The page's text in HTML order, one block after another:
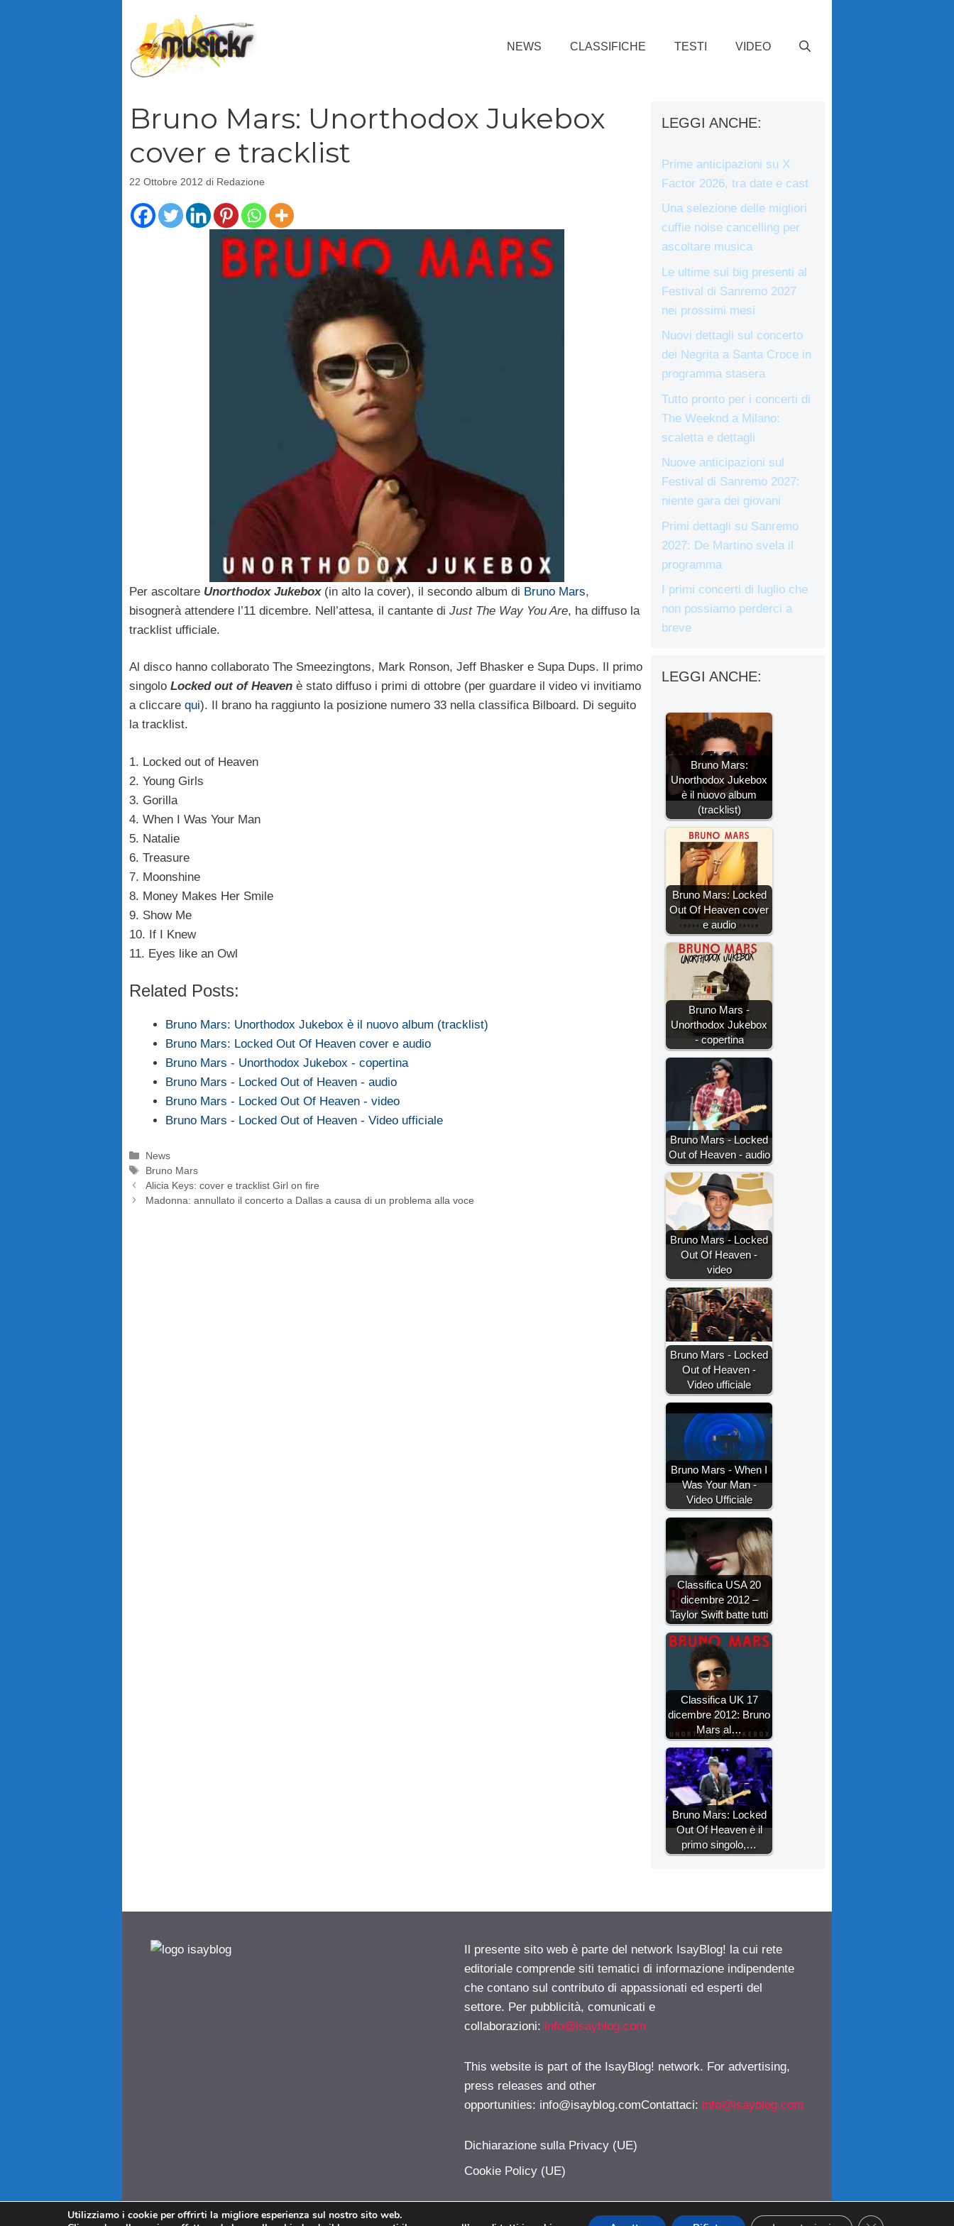
NEWS CLASSIFICHE TESTI VIDEO
Bruno Mars: Unorthodox Jukebox
cover e tracklist
22 Ottobre 2012 di Redazione
Per ascoltare Unorthodox Jukebox(in alto la cover), il secondo album di Bruno Mars,
bisognerà attendere l’11 dicembre. Nell’attesa, il cantante di Just The Way You Are, ha diffuso la
tracklist ufficiale.
Al disco hanno collaborato The Smeezingtons, Mark Ronson, Jeff Bhasker e Supa Dups. Il primo
singolo Locked out of Heaven è stato diffuso i primi di ottobre (per guardare il video vi invitiamo
a cliccare qui). Il brano ha raggiunto la posizione numero 33 nella classifica Bilboard. Di seguito
la tracklist.
1. Locked out of Heaven
2. Young Girls
3. Gorilla
4. When I Was Your Man
5. Natalie
6. Treasure
7. Moonshine
8. Money Makes Her Smile
9. Show Me
10. If I Knew
11. Eyes like an Owl
Related Posts:
Bruno Mars: Unorthodox Jukebox è il nuovo album (tracklist)
Bruno Mars: Locked Out Of Heaven cover e audio
Bruno Mars - Unorthodox Jukebox - copertina
Bruno Mars - Locked Out of Heaven - audio
Bruno Mars - Locked Out Of Heaven - video
Bruno Mars - Locked Out of Heaven - Video ufficiale
Categorie
News
Tag
Bruno Mars
Alicia Keys: cover e tracklist Girl on fire
Madonna: annullato il concerto a Dallas a causa di un problema alla voce
LEGGI ANCHE:
Prime anticipazioni su X
Factor 2026, tra date e cast
Una selezione delle migliori
cuffie noise cancelling per
ascoltare musica
Le ultime sui big presenti al
Festival di Sanremo 2027
nei prossimi mesi
Nuovi dettagli sul concerto
dei Negrita a Santa Croce in
programma stasera
Tutto pronto per i concerti di
The Weeknd a Milano:
scaletta e dettagli
Nuove anticipazioni sul
Festival di Sanremo 2027:
niente gara dei giovani
Primi dettagli su Sanremo
2027: De Martino svela il
programma
I primi concerti di luglio che
non possiamo perderci a
breve
LEGGI ANCHE:
Bruno Mars:
Unorthodox Jukebox
è il nuovo album
(tracklist)
Bruno Mars: Locked
Out Of Heaven cover
e audio
Bruno Mars -
Unorthodox Jukebox
- copertina
Bruno Mars - Locked
Out of Heaven - audio
Bruno Mars - Locked
Out Of Heaven -
video
Bruno Mars - Locked
Out of Heaven -
Video ufficiale
Bruno Mars - When I
Was Your Man -
Video Ufficiale
Classifica USA 20
dicembre 2012 –
Taylor Swift batte tutti
Classifica UK 17
dicembre 2012: Bruno
Mars al…
Bruno Mars: Locked
Out Of Heaven è il
primo singolo,…
Il presente sito web è parte del network IsayBlog! la cui rete
editoriale comprende siti tematici di informazione indipendente
che contano sul contributo di appassionati ed esperti del
settore. Per pubblicità, comunicati e
collaborazioni: info@isayblog.com
This website is part of the IsayBlog! network. For advertising,
press releases and other
opportunities: info@isayblog.comContattaci: info@isayblog.com
Dichiarazione sulla Privacy (UE)
Cookie Policy (UE)
Utilizziamo i cookie per offrirti la migliore esperienza sul nostro sito web.